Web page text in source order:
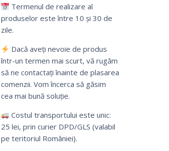
Termenul de realizare al
produselor este între 10 și 30 de
zile.
Dacă aveți nevoie de produs
într-un termen mai scurt, vă rugăm
să ne contactați înainte de plasarea
comenzii. Vom încerca să găsim
cea mai bună soluție.
Costul transportului este unic:
25 lei, prin curier DPD/GLS (valabil
pe teritoriul României).